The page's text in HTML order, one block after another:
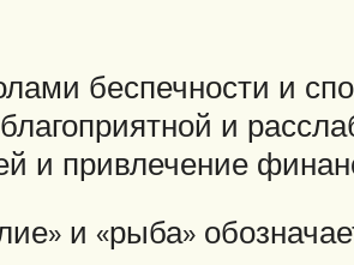
беспечности и
и
и привлечение
и «рыба»